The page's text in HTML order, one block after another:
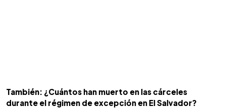
También: ¿Cuántos han muerto en las cárceles
durante el régimen de excepción en El Salvador?